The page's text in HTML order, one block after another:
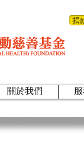
捐
關於我們